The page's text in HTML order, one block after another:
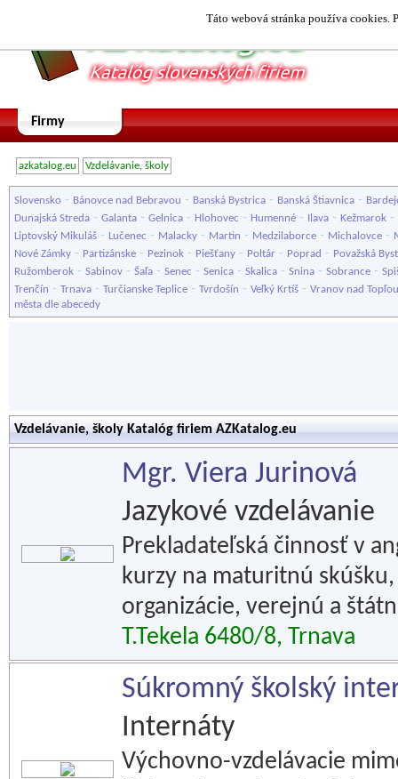
Táto webová stránka používa cookies.
Firmy
azkatalog.eu Vzdelávanie, školy
Slovensko - Bánovce nad Bebravou - Banská Bystrica - Banská Štiavnica -
Dunajská Streda - Galanta - Gelnica - Hlohovec - Humenné - Ilava - Kežmarok -
Liptovský Mikuláš - Lučenec - Malacky - Martin - Medzilaborce - Michalovce -
Nové Zámky - Partizánske - Pezinok - Piešťany - Poltár - Poprad - Považská
Ružomberok - Sabinov - Šaľa - Senec - Senica - Skalica - Snina - Sobrance -
Trenčín - Trnava - Turčianske Teplice - Tvrdošín - Veľký Krtíš - Vranov nad Topľou
města dle abecedy
Vzdelávanie, školy Katalóg firiem AZKatalog.eu
Mgr. Viera Jurinová
Jazykové vzdelávanie
Prekladateľská činnosť v
kurzy na maturitnú
organizácie, verejnú a
T.Tekela 6480/8, Trnava
Súkromný školský
Internáty
Výchovno-vzdelávacie